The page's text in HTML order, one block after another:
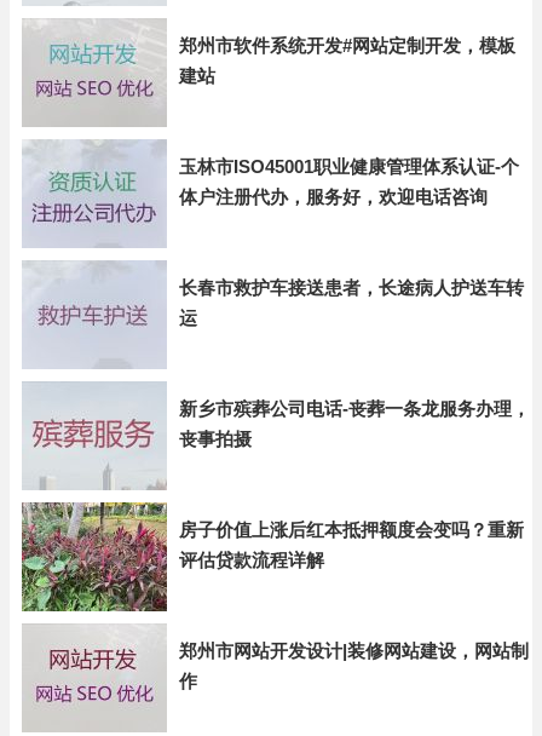
郑州市软件系统开发#网站定制开发，模板
建站
玉林市ISO45001职业健康管理体系认证-个
体户注册代办，服务好，欢迎电话咨询
长春市救护车接送患者，长途病人护送车转
运
新乡市殡葬公司电话-丧葬一条龙服务办理，
丧事拍摄
房子价值上涨后红本抵押额度会变吗？重新
评估贷款流程详解
郑州市网站开发设计|装修网站建设，网站制
作